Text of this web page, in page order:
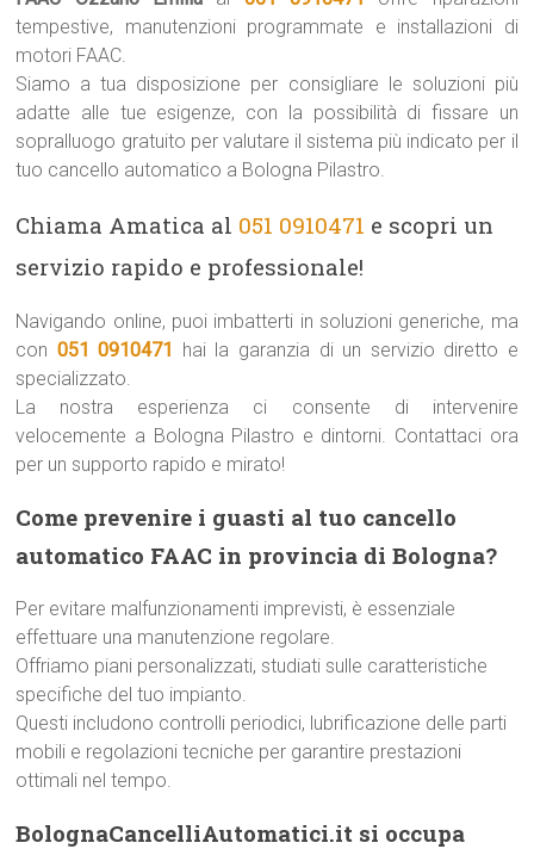
tempestive, manutenzioni programmate e installazioni di
motori FAAC.
Siamo a tua disposizione per consigliare le soluzioni più
adatte alle tue esigenze, con la possibilità di fissare un
sopralluogo gratuito per valutare il sistema più indicato per il
tuo cancello automatico a Bologna Pilastro.
Chiama Amatica al 051 0910471 e scopri un
servizio rapido e professionale!
Navigando online, puoi imbatterti in soluzioni generiche, ma
con 051 0910471 hai la garanzia di un servizio diretto e
specializzato.
La nostra esperienza ci consente di intervenire
velocemente a Bologna Pilastro e dintorni. Contattaci ora
per un supporto rapido e mirato!
Come prevenire i guasti al tuo cancello
automatico FAAC in provincia di Bologna?
Per evitare malfunzionamenti imprevisti, è essenziale
effettuare una manutenzione regolare.
Offriamo piani personalizzati, studiati sulle caratteristiche
specifiche del tuo impianto.
Questi includono controlli periodici, lubrificazione delle parti
mobili e regolazioni tecniche per garantire prestazioni
ottimali nel tempo.
BolognaCancelliAutomatici.it si occupa